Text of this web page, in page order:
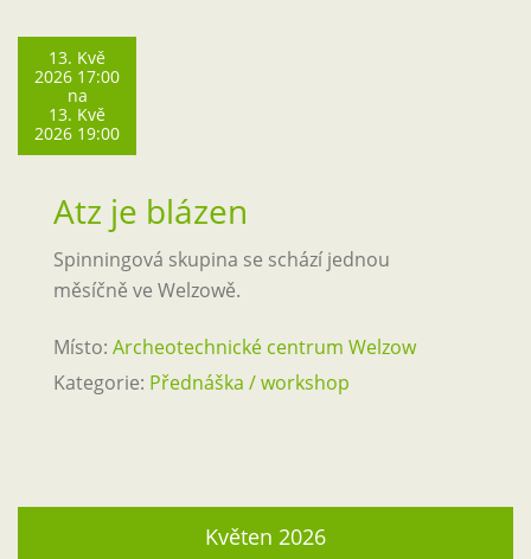
13. Kvě
2026 17:00
na
13. Kvě
2026 19:00
Atz je blázen
Spinningová skupina se schází jednou
měsíčně ve Welzowě.
Místo: Archeotechnické centrum Welzow
Kategorie: Přednáška / workshop
Květen 2026